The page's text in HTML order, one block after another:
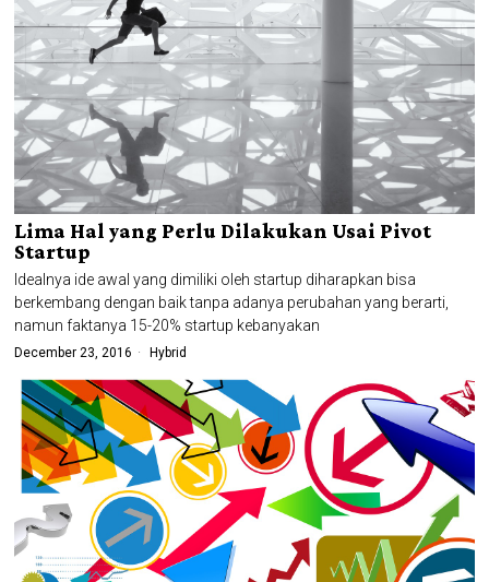
Lima Hal yang Perlu Dilakukan Usai Pivot
Startup
Idealnya ide awal yang dimiliki oleh startup diharapkan bisa
berkembang dengan baik tanpa adanya perubahan yang berarti,
namun faktanya 15-20% startup kebanyakan
December 23, 2016 Hybrid